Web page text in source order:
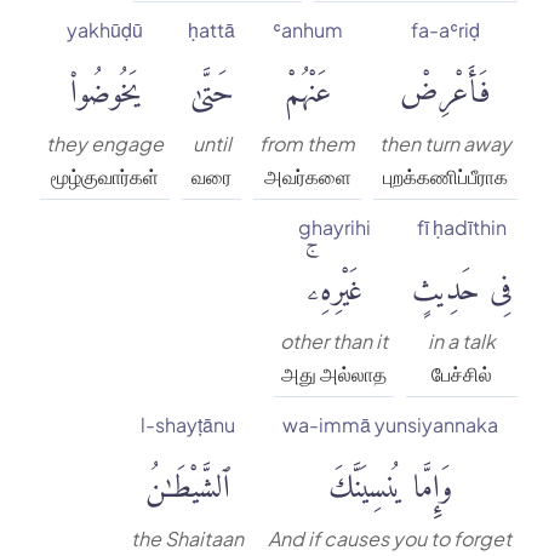
fa-aʿriḍ
فَأَعْرِضْ
then turn away
புறக்கணிப்பீராக
ʿanhum
عَنْهُمْ
from them
அவர்களை
ḥattā
حَتَّىٰ
until
வரை
yakhūḍū
يَخُوضُوا۟
they engage
மூழ்குவார்கள்
fī ḥadīthin
فِى حَدِيثٍ
in a talk
பேச்சில்
ghayrihi
غَيْرِهِۦۚ
other than it
அது அல்லாத
wa-immā yunsiyannaka
وَإِمَّا يُنسِيَنَّكَ
And if causes you to forget
l-shayṭānu
ٱلشَّيْطَٰنُ
the Shaitaan